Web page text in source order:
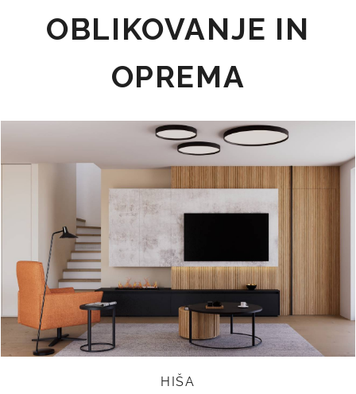
OBLIKOVANJE IN
OPREMA
HIŠA